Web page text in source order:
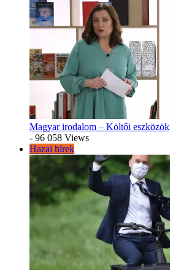
Magyar irodalom – Költői eszközök
- 96 058 Views
Hazai hírek